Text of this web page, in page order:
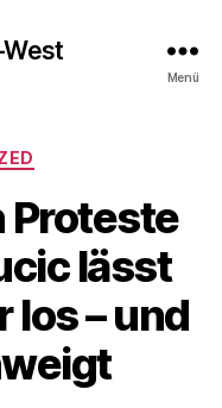
West
Menü
Proteste
lässt
los – und